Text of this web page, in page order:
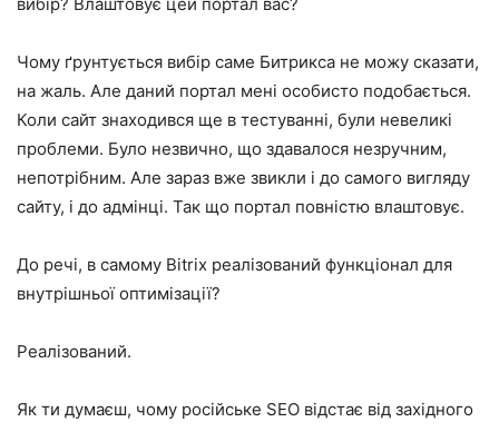
Чому ґрунтується вибір саме Битрикса не можу сказати,
на жаль. Але даний портал мені особисто подобається.
Коли сайт знаходився ще в тестуванні, були невеликі
проблеми. Було незвично, що здавалося незручним,
непотрібним. Але зараз вже звикли і до самого вигляду
сайту, і до адмінці. Так що портал повністю влаштовує.
До речі, в самому Bitrix реалізований функціонал для
внутрішньої оптимізації?
Реалізований.
Як ти думаєш, чому російське SEO відстає від західного